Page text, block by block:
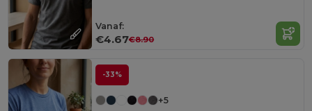
Vanaf:
€4.67€8.90
-33%
+5